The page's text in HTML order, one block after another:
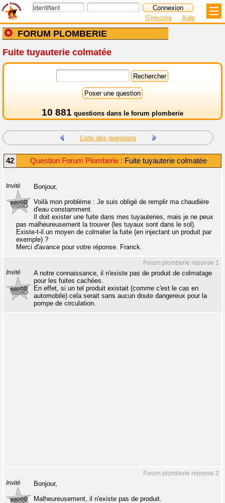
FORUM PLOMBERIE
S'inscrire Aide
Fuite tuyauterie colmatée
10 881 questions dans le forum plomberie
Liste des questions
42 Question Forum Plomberie : Fuite tuyauterie colmatée
Invité
Bonjour,
Voilà mon problème : Je suis obligé de remplir ma chaudière
d'eau constamment.
Il doit exister une fuite dans mes tuyauteries, mais je ne peux
pas malheureusement la trouver (les tuyaux sont dans le sol).
Existe-t-il un moyen de colmater la fuite (en injectant un produit par
exemple) ?
Merci d'avance pour votre réponse. Franck.
Forum plomberie réponse 1
Invité
A notre connaissance, il n'existe pas de produit de colmatage
pour les fuites cachées.
En effet, si un tel produit existait (comme c'est le cas en
automobile) cela serait sans aucun doute dangereux pour la
pompe de circulation.
Forum plomberie réponse 2
Invité
Bonjour,
Malheureusement, il n'existe pas de produit.